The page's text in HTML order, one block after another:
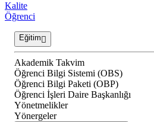
Kalite
Öğrenci
Eğitim
Akademik Takvim
Öğrenci Bilgi Sistemi (OBS)
Öğrenci Bilgi Paketi (OBP)
Öğrenci İşleri Daire Başkanlığı
Yönetmelikler
Yönergeler